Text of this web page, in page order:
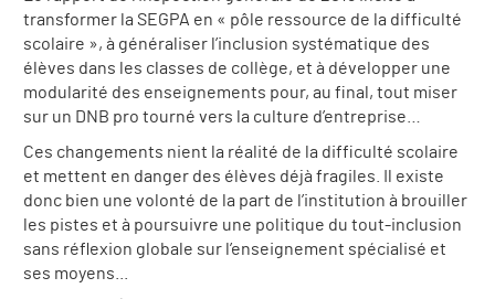
transformer la SEGPA en « pôle ressource de la difficulté
scolaire », à généraliser l’inclusion systématique des
élèves dans les classes de collège, et à développer une
modularité des enseignements pour, au final, tout miser
sur un DNB pro tourné vers la culture d’entreprise…
Ces changements nient la réalité de la difficulté scolaire
et mettent en danger des élèves déjà fragiles. Il existe
donc bien une volonté de la part de l’institution à brouiller
les pistes et à poursuivre une politique du tout-inclusion
sans réflexion globale sur l’enseignement spécialisé et
ses moyens...